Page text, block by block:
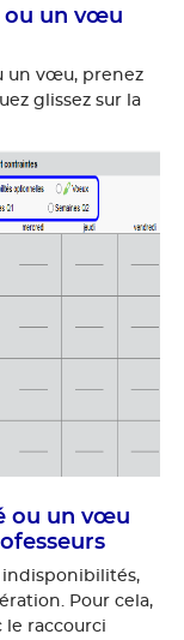
ou un vœu
un vœu, prenez
glissez sur la
ou un vœu
indisponibilités,
Pour cela,
le raccourci